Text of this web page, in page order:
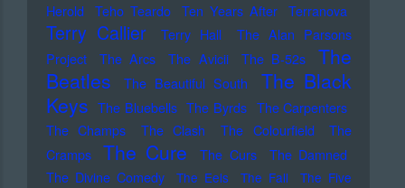
Herold
Teho Teardo Ten Years After Terranova
Terry Callier Terry Hall
The Alan Parsons
Project
The Arcs The Avicii The B-52s
The
Beatles
The Beautiful South
The Black
Keys The Bluebells The Byrds The Carpenters
The Champs
The Clash The Colourfield
The
Cramps
The Cure The Curs
The Damned
The Divine Comedy
The Eels The Fall
The Five